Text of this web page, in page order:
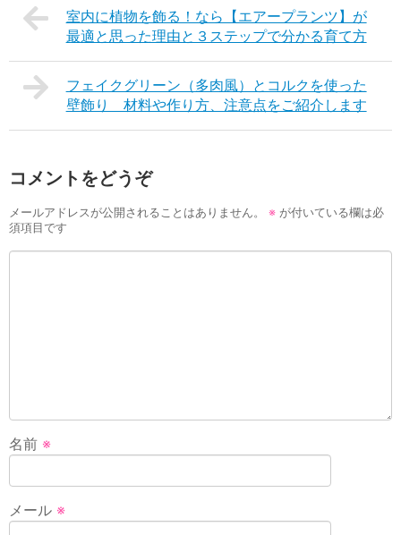
室内に植物を飾る！なら【エアープランツ】が
最適と思った理由と３ステップで分かる育て方
フェイクグリーン（多肉風）とコルクを使った
壁飾り 材料や作り方、注意点をご紹介します
コメントをどうぞ
メールアドレスが公開されることはありません。 ※ が付いている欄は必
須項目です
名前 ※
メール ※